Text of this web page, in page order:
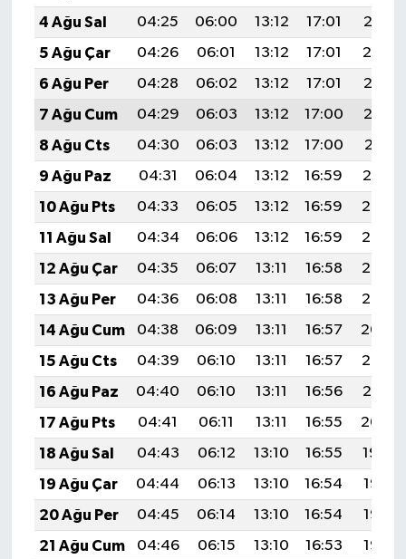
4 Ağu Sal
04:25 06:00 13:12 17:01
20:15
5 Ağu Çar
04:26 06:01 13:12 17:01
20:14
6 Ağu Per
04:28 06:02 13:12 17:01
20:13
7 Ağu Cum
04:29 06:03 13:12 17:00
20:12
8 Ağu Cts
04:30 06:03 13:12 17:00
20:11
9 Ağu Paz
04:31 06:04 13:12 16:59
20:10
10 Ağu Pts
04:33 06:05 13:12 16:59
20:08
11 Ağu Sal
04:34 06:06 13:12 16:59
20:07
12 Ağu Çar
04:35 06:07 13:11 16:58
20:06
13 Ağu Per
04:36 06:08 13:11 16:58
20:05
14 Ağu Cum
04:38 06:09 13:11 16:57
20:04
15 Ağu Cts
04:39 06:10 13:11 16:57
20:02
16 Ağu Paz
04:40 06:10 13:11 16:56
20:01
17 Ağu Pts
04:41 06:11 13:11 16:55
20:00
18 Ağu Sal
04:43 06:12 13:10 16:55
19:59
19 Ağu Çar
04:44 06:13 13:10 16:54
19:57
20 Ağu Per
04:45 06:14 13:10 16:54
19:56
21 Ağu Cum
04:46 06:15 13:10 16:53
19:55